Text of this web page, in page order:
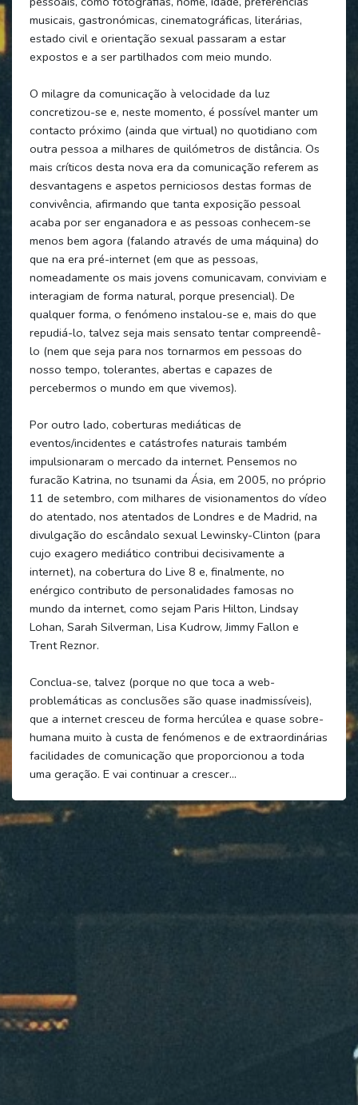
musicais, gastronómicas, cinematográficas, literárias,
estado civil e orientação sexual passaram a estar
expostos e a ser partilhados com meio mundo.
O milagre da comunicação à velocidade da luz
concretizou-se e, neste momento, é possível manter um
contacto próximo (ainda que virtual) no quotidiano com
outra pessoa a milhares de quilómetros de distância. Os
mais críticos desta nova era da comunicação referem as
desvantagens e aspetos perniciosos destas formas de
convivência, afirmando que tanta exposição pessoal
acaba por ser enganadora e as pessoas conhecem-se
menos bem agora (falando através de uma máquina) do
que na era pré-internet (em que as pessoas,
nomeadamente os mais jovens comunicavam, conviviam e
interagiam de forma natural, porque presencial). De
qualquer forma, o fenómeno instalou-se e, mais do que
repudiá-lo, talvez seja mais sensato tentar compreendê-
lo (nem que seja para nos tornarmos em pessoas do
nosso tempo, tolerantes, abertas e capazes de
percebermos o mundo em que vivemos).
Por outro lado, coberturas mediáticas de
eventos/incidentes e catástrofes naturais também
impulsionaram o mercado da internet. Pensemos no
furacão Katrina, no tsunami da Ásia, em 2005, no próprio
11 de setembro, com milhares de visionamentos do vídeo
do atentado, nos atentados de Londres e de Madrid, na
divulgação do escândalo sexual Lewinsky-Clinton (para
cujo exagero mediático contribui decisivamente a
internet), na cobertura do Live 8 e, finalmente, no
enérgico contributo de personalidades famosas no
mundo da internet, como sejam Paris Hilton, Lindsay
Lohan, Sarah Silverman, Lisa Kudrow, Jimmy Fallon e
Trent Reznor.
Conclua-se, talvez (porque no que toca a web-
problemáticas as conclusões são quase inadmissíveis),
que a internet cresceu de forma hercúlea e quase sobre-
humana muito à custa de fenómenos e de extraordinárias
facilidades de comunicação que proporcionou a toda
uma geração. E vai continuar a crescer...